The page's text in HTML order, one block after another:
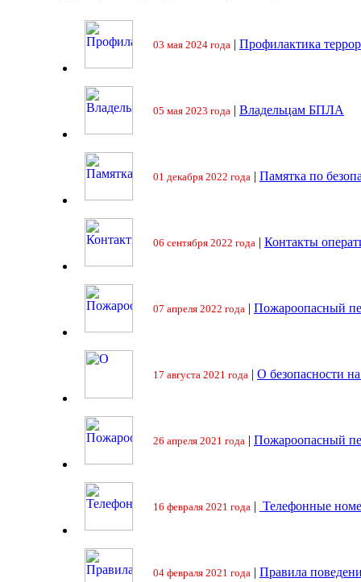
03 мая 2024 года | Профилактика
05 мая 2023 года | Владельцам БПЛА
01 декабря 2022 года | Памятка по
06 сентября 2022 года | Контакты
07 апреля 2022 года | Пожароопасный
17 августа 2021 года | О безопасности
26 апреля 2021 года | Пожароопасный
16 февраля 2021 года | Телефонные
04 февраля 2021 года | Правила